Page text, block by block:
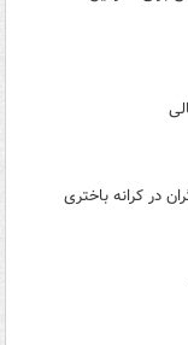
در کرانه باختری